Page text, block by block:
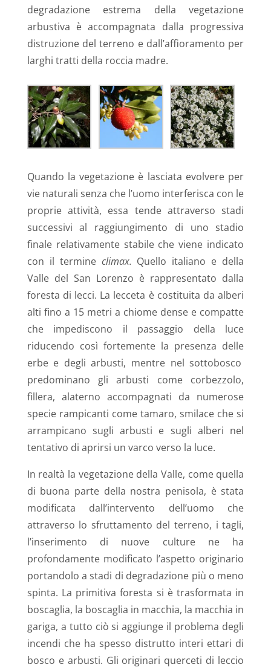
degradazione estrema della vegetazione
arbustiva è accompagnata dalla progressiva
distruzione del terreno e dall’affioramento per
larghi tratti della roccia madre.
Quando la vegetazione è lasciata evolvere per
vie naturali senza che l’uomo interferisca con le
proprie attività, essa tende attraverso stadi
successivi al raggiungimento di uno stadio
finale relativamente stabile che viene indicato
con il termine climax. Quello italiano e della
Valle del San Lorenzo è rappresentato dalla
foresta di lecci. La lecceta è costituita da alberi
alti fino a 15 metri a chiome dense e compatte
che impediscono il passaggio della luce
riducendo così fortemente la presenza delle
erbe e degli arbusti, mentre nel sottobosco
predominano gli arbusti come corbezzolo,
fillera, alaterno accompagnati da numerose
specie rampicanti come tamaro, smilace che si
arrampicano sugli arbusti e sugli alberi nel
tentativo di aprirsi un varco verso la luce.
In realtà la vegetazione della Valle, come quella
di buona parte della nostra penisola, è stata
modificata dall’intervento dell’uomo che
attraverso lo sfruttamento del terreno, i tagli,
l’inserimento di nuove culture ne ha
profondamente modificato l’aspetto originario
portandolo a stadi di degradazione più o meno
spinta. La primitiva foresta si è trasformata in
boscaglia, la boscaglia in macchia, la macchia in
gariga, a tutto ciò si aggiunge il problema degli
incendi che ha spesso distrutto interi ettari di
bosco e arbusti. Gli originari querceti di leccio